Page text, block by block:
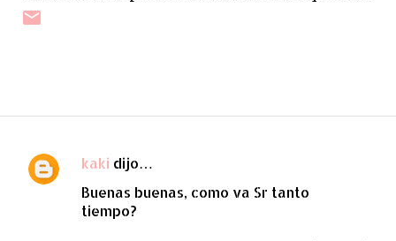
C
kaki dijo…
Buenas buenas, como va Sr tanto
tiempo?